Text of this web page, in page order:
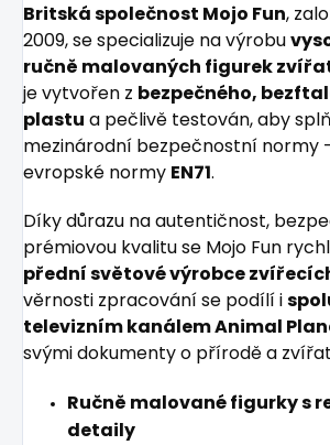
Britská společnost Mojo Fun,
2009, se specializuje na výrobu
ručně malovaných figurek
je vytvořen z bezpečného,
plastu a pečlivě testován, aby
mezinárodní bezpečnostní normy
evropské normy EN71.
Díky důrazu na autentičnost,
prémiovou kvalitu se Mojo Fun
přední světové výrobce
věrnosti zpracování se podílí i
televizním kanálem Animal
svými dokumenty o přírodě a
Ručně malované figurky s
detaily